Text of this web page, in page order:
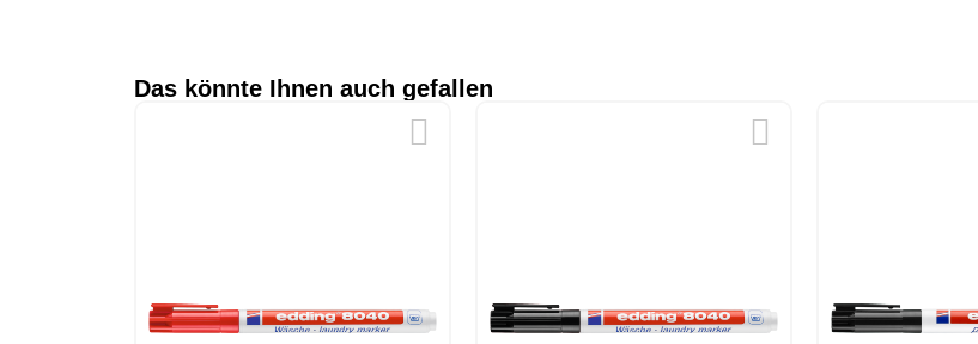
Das könnte Ihnen auch gefallen